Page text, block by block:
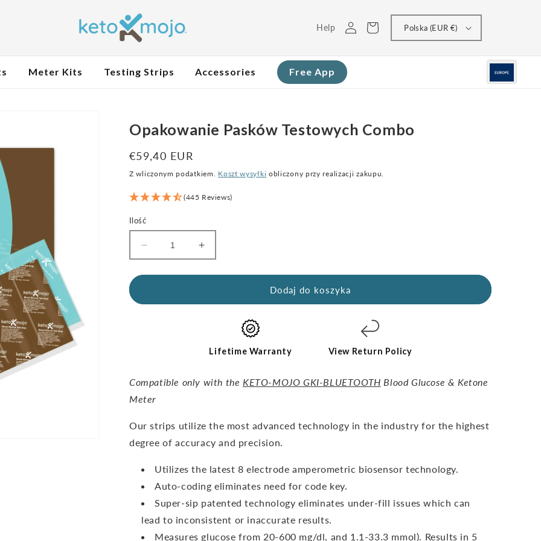
Help
Zaloguj
się
Koszyk Polska (EUR €)
Meter Kits Testing Strips Accessories Free App
Opakowanie Pasków Testowych Combo
Cena
regularna
€59,40 EUR
Z wliczonym podatkiem. Koszt wysyłki obliczony przy realizacji zakupu.
(445 Reviews)
Ilość
Zmniejsz
ilość
dla
Zwiększ
ilość
dla
Dodaj do koszyka
Lifetime Warranty View Return Policy
Compatible only with the KETO-MOJO GKI-BLUETOOTH Blood Glucose & Ketone
Meter
Our strips utilize the most advanced technology in the industry for the highest
degree of accuracy and precision.
Utilizes the latest 8 electrode amperometric biosensor technology.
Auto-coding eliminates need for code key.
Super-sip patented technology eliminates under-fill issues which can
lead to inconsistent or inaccurate results.
Measures glucose from 20-600 mg/dl, and 1.1-33.3 mmol). Results in 5